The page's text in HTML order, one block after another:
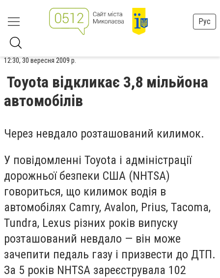
Рус
12:30, 30 вересня 2009 р.
Toyota відкликає 3,8 мільйона
автомобілів
Через невдало розташований килимок.
У повідомленні Toyota і адміністрації
дорожньої безпеки США (NHTSA)
говориться, що килимок водія в
автомобілях Camry, Avalon, Prius, Tacoma,
Tundra, Lexus різних років випуску
розташований невдало — він може
зачепити педаль газу і призвести до ДТП.
За 5 років NHTSA зареєструвала 102